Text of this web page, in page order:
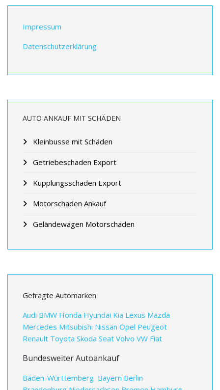
Impressum
Datenschutzerklärung
AUTO ANKAUF MIT SCHÄDEN
Kleinbusse mit Schäden
Getriebeschaden Export
Kupplungsschaden Export
Motorschaden Ankauf
Geländewagen Motorschaden
Gefragte Automarken
Audi BMW Honda Hyundai Kia Lexus Mazda
Mercedes Mitsubishi Nissan Opel Peugeot
Renault Toyota Skoda Seat Volvo VW Fiat
Bundesweiter Autoankauf
Baden-Württemberg Bayern Berlin